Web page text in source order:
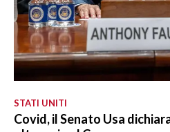
STATI UNITI
Covid, il Senato Usa